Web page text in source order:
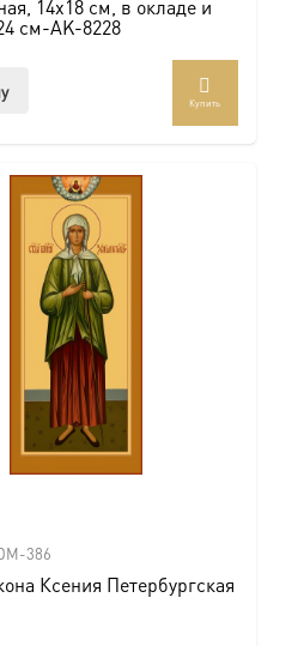
14х18 см, в окладе и
см-AK-8228
Купить
386
Ксения Петербургская